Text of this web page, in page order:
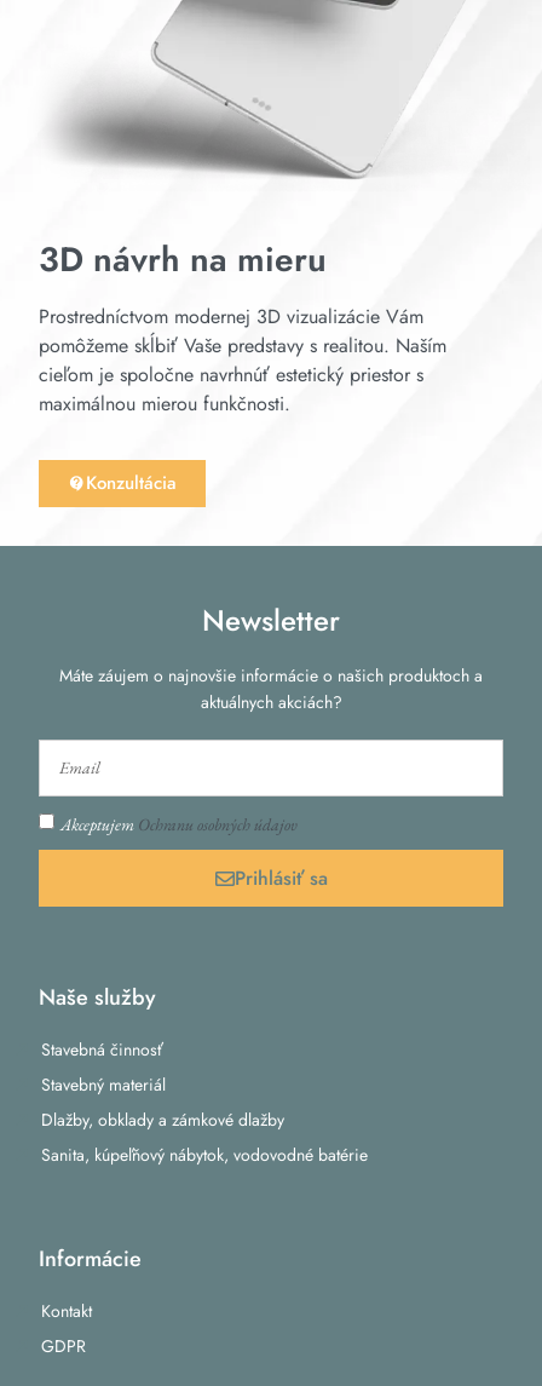
3D návrh na mieru
Prostredníctvom modernej 3D vizualizácie Vám
pomôžeme skĺbiť Vaše predstavy s realitou. Naším
cieľom je spoločne navrhnúť estetický priestor s
maximálnou mierou funkčnosti.
Konzultácia
Newsletter
Máte záujem o najnovšie informácie o našich produktoch a
aktuálnych akciách?
Akceptujem Ochranu osobných údajov
Prihlásiť sa
Naše služby
Stavebná činnosť
Stavebný materiál
Dlažby, obklady a zámkové dlažby
Sanita, kúpeľňový nábytok, vodovodné batérie
Informácie
Kontakt
GDPR